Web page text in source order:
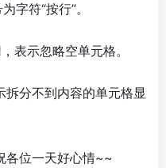
字符“按行”。
表示忽略空单元格。
分不到内容的单元格显
各位一天好心情~~